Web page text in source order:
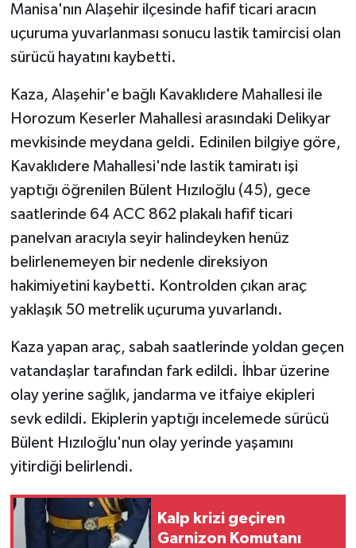
Manisa'nın Alaşehir ilçesinde hafif ticari aracın
uçuruma yuvarlanması sonucu lastik tamircisi olan
sürücü hayatını kaybetti.
Kaza, Alaşehir'e bağlı Kavaklıdere Mahallesi ile
Horozum Keserler Mahallesi arasındaki Delikyar
mevkisinde meydana geldi. Edinilen bilgiye göre,
Kavaklıdere Mahallesi'nde lastik tamiratı işi
yaptığı öğrenilen Bülent Hızıloğlu (45), gece
saatlerinde 64 ACC 862 plakalı hafif ticari
panelvan aracıyla seyir halindeyken henüz
belirlenemeyen bir nedenle direksiyon
hakimiyetini kaybetti. Kontrolden çıkan araç
yaklaşık 50 metrelik uçuruma yuvarlandı.
Kaza yapan araç, sabah saatlerinde yoldan geçen
vatandaşlar tarafından fark edildi. İhbar üzerine
olay yerine sağlık, jandarma ve itfaiye ekipleri
sevk edildi. Ekiplerin yaptığı incelemede sürücü
Bülent Hızıloğlu'nun olay yerinde yaşamını
yitirdiği belirlendi.
Kalp krizi geçiren
Garnizon Komutanı